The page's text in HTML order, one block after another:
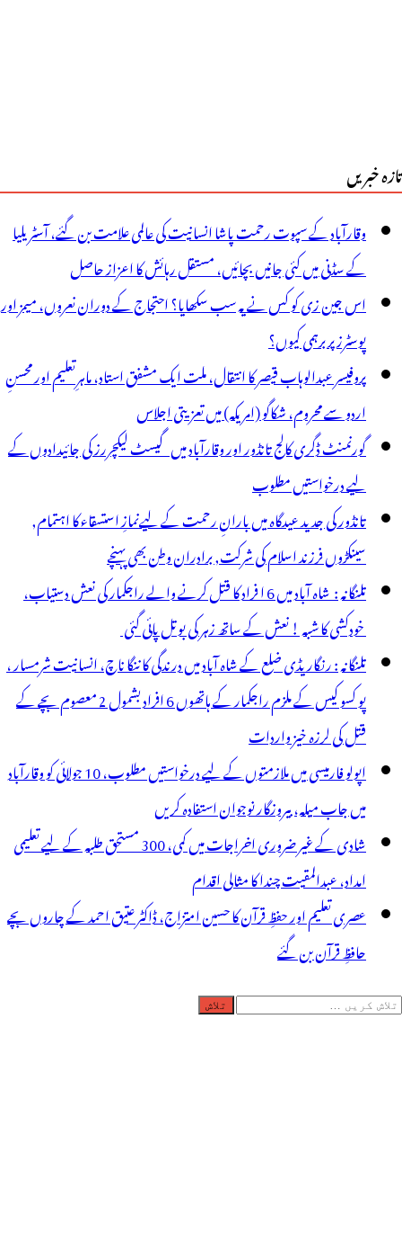
تازہ خبریں
وقارآباد کے سپوت رحمت پاشا انسانیت کی عالمی علامت بن گئے، آسٹریلیا
کے سڈنی میں کئی جانیں بچائیں، مستقل رہائش کا اعزاز حاصل
اس جین زی کو کس نے یہ سب سکھایا؟ احتجاج کے دوران نعروں، میمز اور
پوسٹرز پر برہمی کیوں؟
پروفیسر عبدالوہاب قیصر کا انتقال، ملت ایک مشفق استاد، ماہرِتعلیم اور محسنِ
اردو سے محروم، شکاگو (امریکہ) میں تعزیتی اجلاس
گورنمنٹ ڈگری کالج تانڈور اور وقارآباد میں گیسٹ لیکچررز کی جائیدادوں کے
لیے درخواستیں مطلوب
تانڈور کی جدید عیدگاہ میں بارانِ رحمت کے لیےنمازِ استسقاء کا اہتمام,
سینکڑوں فرزند اسلام کی شرکت, برادران وطن بھی پہنچے
تلنگانہ : شاہ آباد میں 6 ا فراد کا قتل کرنے والے راجکمار کی نعش دستیاب،
خودکشی کا شبہ ! نعش کے ساتھ زہر کی بوتل پائی گئی
تلنگانہ : رنگاریڈی ضلع کے شاہ آباد میں درندگی کا ننگا ناچ، انسانیت شرمسار ،
پو کسو کیس کے ملزم راجکمار کے ہاتھوں 6 افراد بشمول 2 معصوم بچے کے
قتل کی لرزہ خیز واردات
اپولو فارمیسی میں ملازمتوں کے لیے درخواستیں مطلوب، 10 جولائی کو وقارآباد
میں جاب میلہ، بیروزگار نوجوان استفادہ کریں
شادی کے غیر ضروری اخراجات میں کمی، 300 مستحق طلبہ کے لیے تعلیمی
امداد، عبدالمقیت چندا کا مثالی اقدام
عصری تعلیم اور حفظِ قرآن کا حسین امتزاج، ڈاکٹر عتیق احمد کے چاروں بچے
حافظِ قرآن بن گئے
تلاش